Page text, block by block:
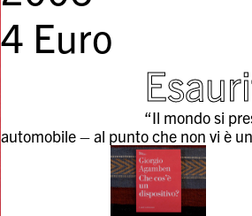
4 Euro
“Il mondo si
automobile – al punto che non vi è